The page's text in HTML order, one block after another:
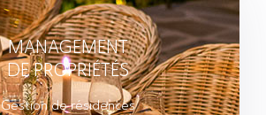
MANAGEMENT
DE PROPRIÉTÉS
Gestion de résidences